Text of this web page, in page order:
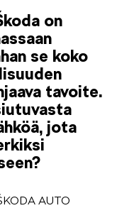
on
se koko
tavoite.
jota
AUTO